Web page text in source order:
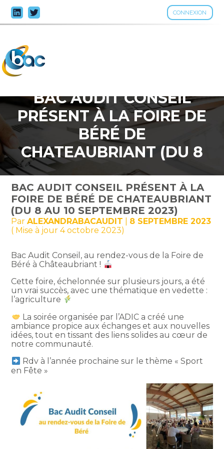
CONNEXION
Aller
au
BAC AUDIT CONSEIL
PRÉSENT À LA FOIRE DE
BÉRÉ DE
CHATEAUBRIANT (DU 8
AU 10 SEPTEMBRE 2023)
BAC AUDIT CONSEIL PRÉSENT À LA
FOIRE DE BÉRÉ DE CHATEAUBRIANT
(DU 8 AU 10 SEPTEMBRE 2023)
ParALEXANDRABACAUDIT
8 SEPTEMBRE 2023
( Mise à jour 4 octobre 2023)
Bac Audit Conseil, au rendez-vous de la Foire de
Béré à Châteaubriant !
Cette foire, échelonnée sur plusieurs jours, a été
un vrai succès, avec une thématique en vedette :
l’agriculture
La soirée organisée par l’ADIC a créé une
ambiance propice aux échanges et aux nouvelles
idées, tout en tissant des liens solides au cœur de
notre communauté.
Rdv à l’année prochaine sur le thème « Sport
en Fête »